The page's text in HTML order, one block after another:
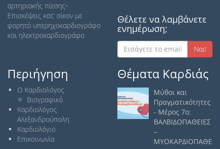
αρτηριακής πίεσης•
Επισκέψεις κατ’ οίκον με
φορητό υπερηχοκαρδιογράφο
και ηλεκτροκαρδιογράφο
Θέλετε να λαμβάνετε
ενημέρωση;
Nαι!
Περιήγηση
Ο Καρδιολόγος
Βιογραφικό
Καρδιολόγος
Αλεξανδρούπολη
Καρδιολόγιο
Επικοινωνία
Θέματα Καρδιάς
Μύθοι και
Πραγματικότητες
- Μέρος 7ο:
ΒΑΛΒΙΔΟΠΑΘΕΙΕΣ
–